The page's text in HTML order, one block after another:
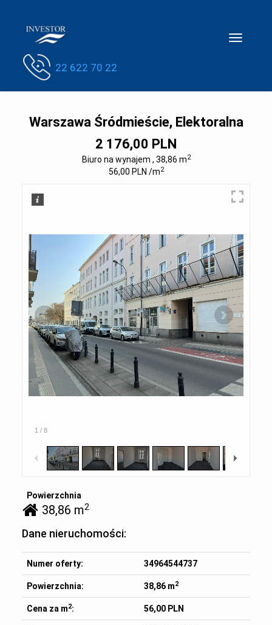
Toggle
22 622 70 22
Warszawa Śródmieście, Elektoralna
2 176,00 PLN
Biuro na wynajem , 38,86 m2
56,00 PLN /m2
1 / 8
Powierzchnia
38,86 m2
Dane nieruchomości:
Numer oferty: 34964544737
Powierzchnia: 38,86 m2
Cena za m2: 56,00 PLN